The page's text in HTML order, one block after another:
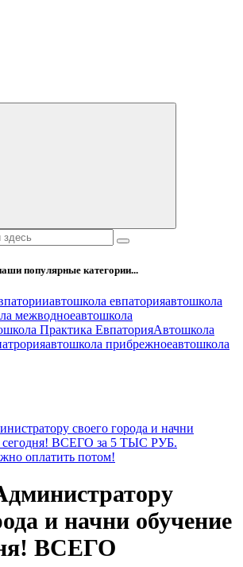
популярные категории...
автошкола евпаторияавтошкола
межводноеавтошкола
Практика ЕвпаторияАвтошкола
автошкола прибрежноеавтошкола
своего города и начни
сегодня! ВСЕГО за 5 ТЫС РУБ.
оплатить потом!
и начни обучение
ВСЕГО